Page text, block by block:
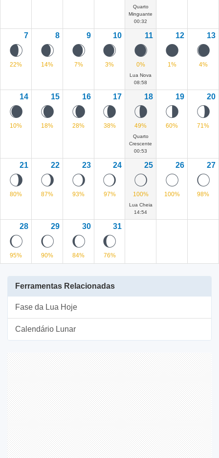
Quarto
Minguante
00:32
7
E
22%
8
D
14%
9
C
7%
10
B
3%
11
A
0%
Lua Nova
08:58
12
0
1%
13
Z
4%
14
Y
10%
15
X
18%
16
W
28%
17
V
38%
18
U
49%
Quarto
Crescente
00:53
19
T
60%
20
S
71%
21
R
80%
22
Q
87%
23
P
93%
24
O
97%
25
N
100%
Lua Cheia
14:54
26
@
100%
27
M
98%
28
L
95%
29
L
90%
30
K
84%
31
J
76%
Ferramentas Relacionadas
Fase da Lua Hoje
Calendário Lunar